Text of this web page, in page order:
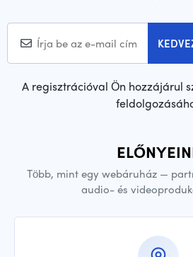
A regisztrációval Ön hozzájárul
Több, mint egy webáruház —
audio- és